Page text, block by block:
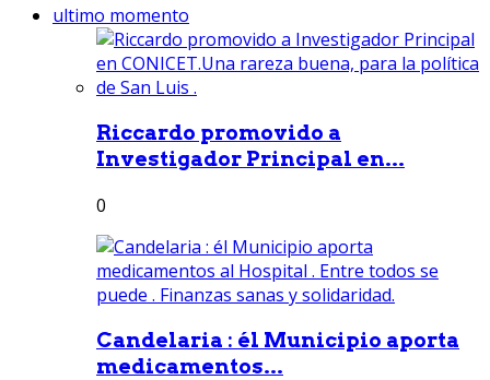
ultimo momento
Riccardo promovido a
Investigador Principal en...
0
Candelaria : él Municipio aporta
medicamentos...